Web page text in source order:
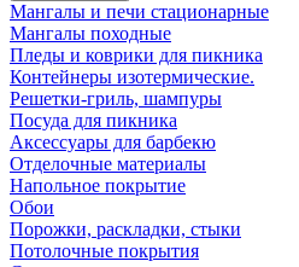
Мангалы и печи стационарные
Мангалы походные
Пледы и коврики для пикника
Контейнеры изотермические.
Решетки-гриль, шампуры
Посуда для пикника
Аксессуары для барбекю
Отделочные материалы
Напольное покрытие
Обои
Порожки, раскладки, стыки
Потолочные покрытия